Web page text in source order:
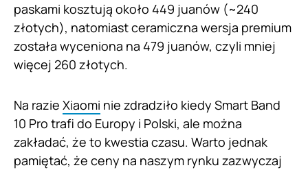
paskami kosztują około 449 juanów (~240
złotych), natomiast ceramiczna wersja premium
została wyceniona na 479 juanów, czyli mniej
więcej 260 złotych.
Na razie Xiaomi nie zdradziło kiedy Smart Band
10 Pro trafi do Europy i Polski, ale można
zakładać, że to kwestia czasu. Warto jednak
pamiętać, że ceny na naszym rynku zazwyczaj